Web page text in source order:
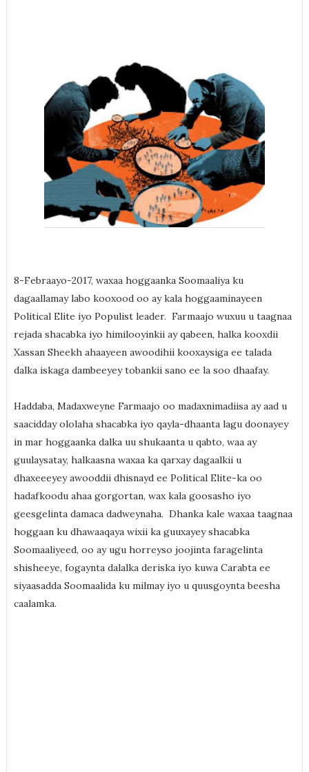
8-Febraayo-2017, waxaa hoggaanka Soomaaliya ku
dagaallamay labo kooxood oo ay kala hoggaaminayeen
Political Elite iyo Populist leader. Farmaajo wuxuu u taagnaa
rejada shacabka iyo himilooyinkii ay qabeen, halka kooxdii
Xassan Sheekh ahaayeen awoodihii kooxaysiga ee talada
dalka iskaga dambeeyey tobankii sano ee la soo dhaafay.
Haddaba, Madaxweyne Farmaajo oo madaxnimadiisa ay aad u
saacidday ololaha shacabka iyo qayla-dhaanta lagu doonayey
in mar hoggaanka dalka uu shukaanta u qabto, waa ay
guulaysatay, halkaasna waxaa ka qarxay dagaalkii u
dhaxeeeyey awooddii dhisnayd ee Political Elite-ka oo
hadafkoodu ahaa gorgortan, wax kala goosasho iyo
geesgelinta damaca dadweynaha. Dhanka kale waxaa taagnaa
hoggaan ku dhawaaqaya wixii ka guuxayey shacabka
Soomaaliyeed, oo ay ugu horreyso joojinta faragelinta
shisheeye, fogaynta dalalka deriska iyo kuwa Carabta ee
siyaasadda Soomaalida ku milmay iyo u quusgoynta beesha
caalamka.